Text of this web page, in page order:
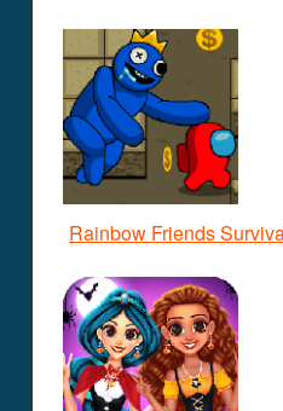
Rainbow Friends